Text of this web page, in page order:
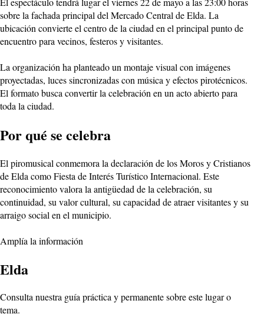
sobre la fachada principal del Mercado Central de Elda. La
ubicación convierte el centro de la ciudad en el principal punto de
encuentro para vecinos, festeros y visitantes.
La organización ha planteado un montaje visual con imágenes
proyectadas, luces sincronizadas con música y efectos pirotécnicos.
El formato busca convertir la celebración en un acto abierto para
toda la ciudad.
Por qué se celebra
El piromusical conmemora la declaración de los Moros y Cristianos
de Elda como Fiesta de Interés Turístico Internacional. Este
reconocimiento valora la antigüedad de la celebración, su
continuidad, su valor cultural, su capacidad de atraer visitantes y su
arraigo social en el municipio.
Amplía la información
Elda
Consulta nuestra guía práctica y permanente sobre este lugar o
tema.